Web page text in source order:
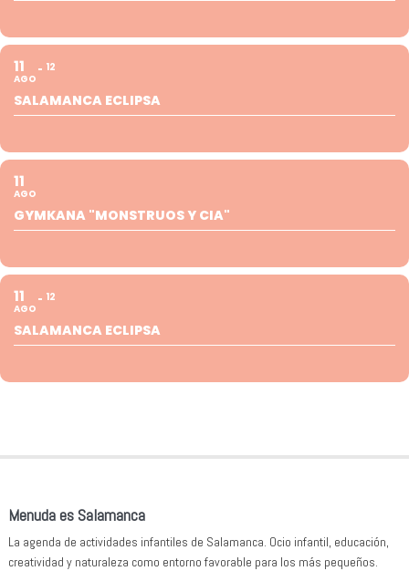
11
AGO
12
SALAMANCA ECLIPSA
11
AGO
GYMKANA "MONSTRUOS Y CIA"
11
AGO
12
SALAMANCA ECLIPSA
Menuda es Salamanca
La agenda de actividades infantiles de Salamanca. Ocio infantil, educación,
creatividad y naturaleza como entorno favorable para los más pequeños.